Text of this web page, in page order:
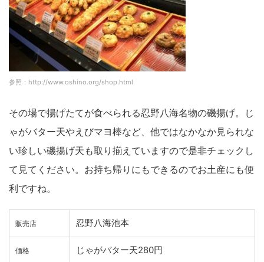
参照：http://www.oshino.org/shop.html
その場で揚げたてが食べられる忍野八海名物の磯揚げ。じ
ゃがバター天やえびマヨ棒など、他ではなかなか見られな
い珍しい磯揚げ天も取り揃えていますので是非チェックし
て見てください。お持ち帰りにもできるのでお土産にも便
利ですね。
販売店 忍野八海池本
価格 じゃがバター天280円